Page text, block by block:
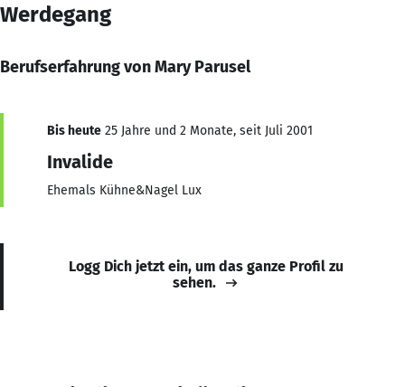
Werdegang
Berufserfahrung von Mary Parusel
Bis heute 25 Jahre und 2 Monate, seit Juli 2001
Invalide
Ehemals Kühne&Nagel Lux
Logg Dich jetzt ein, um das ganze Profil zu
sehen.